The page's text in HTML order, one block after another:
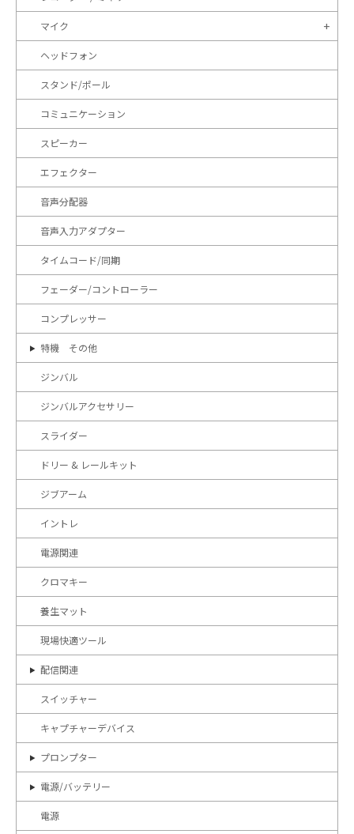
マイク
ヘッドフォン
スタンド/ポール
コミュニケーション
スピーカー
エフェクター
音声分配器
音声入力アダプター
タイムコード/同期
フェーダー/コントローラー
コンプレッサー
特機 その他
ジンバル
ジンバルアクセサリー
スライダー
ドリー & レールキット
ジブアーム
イントレ
電源関連
クロマキー
養生マット
現場快適ツール
配信関連
スイッチャー
キャプチャーデバイス
プロンプター
電源/バッテリー
電源